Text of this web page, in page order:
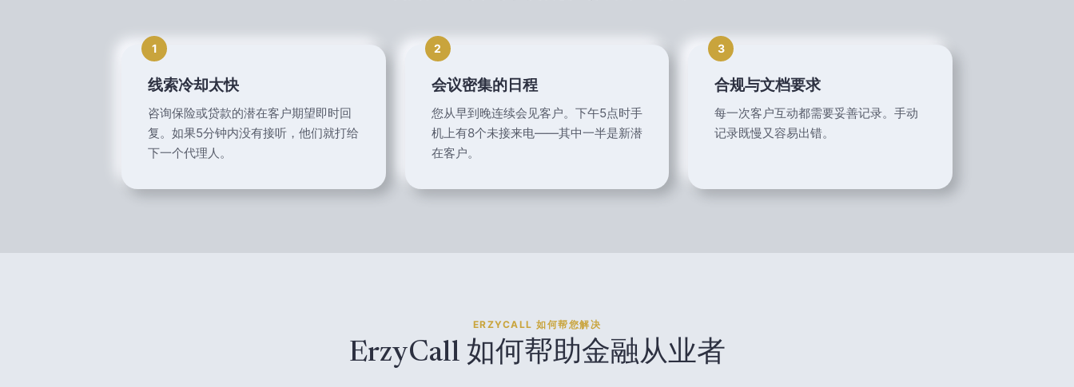
1
线索冷却太快
咨询保险或贷款的潜在客户期望即时回
复。如果5分钟内没有接听，他们就打给
下一个代理人。
2
会议密集的日程
您从早到晚连续会见客户。下午5点时手
机上有8个未接来电——其中一半是新潜
在客户。
3
合规与文档要求
每一次客户互动都需要妥善记录。手动
记录既慢又容易出错。
ERZYCALL 如何帮您解决
ErzyCall 如何帮助金融从业者